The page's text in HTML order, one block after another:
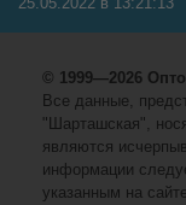
© 1999—2026
Все данные,
"Шарташская",
являются
информации
указанным на